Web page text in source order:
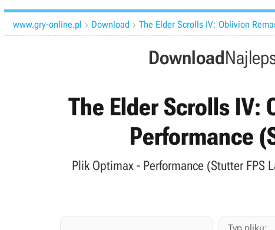
www.gry-online.pl  Download  The Elder Scrolls IV: Oblivion
Download
The Elder Scrolls IV:
Performance
Plik Optimax - Performance (Stutter FPS